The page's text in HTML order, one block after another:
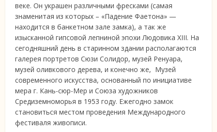
веке. Он украшен различными фресками (самая
знаменитая из которых – «Падение Фаетона» —
находится в банкетном зале замка), а так же
изысканной гипсовой лепниной эпохи Людовика XIII. На
сегодняшний день в старинном здании располагаются
галерея портретов Сюзи Солидор, музей Ренуара,
музей оливкового дерева, и конечно же, Музей
современного искусства, основанный по инициативе
мера г. Кань-сюр-Мер и Союза художников
Средиземноморья в 1953 году. Ежегодно замок
становиться местом проведения Международного
фестиваля живописи.